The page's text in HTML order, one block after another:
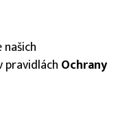
pravidláchOchrany